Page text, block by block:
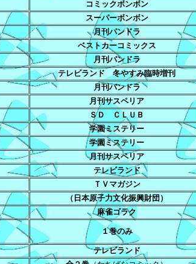
コミックボンボン
スーパーボンボン
月刊パンドラ
ベストカーコミックス
月刊パンドラ
テレビランド 冬やすみ臨時増刊
月刊パンドラ
月刊サスペリア
ＳＤ ＣＬＵＢ
学園ミステリー
学園ミステリー
月刊サスペリア
テレビランド
ＴＶマガジン
（日本原子力文化振興財団）
麻雀ゴラク
１巻のみ
テレビランド